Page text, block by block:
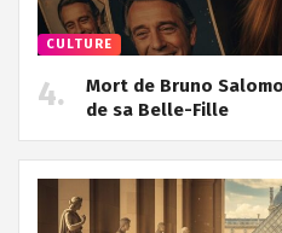
CULTURE
Mort de Bruno
de sa Belle-Fille